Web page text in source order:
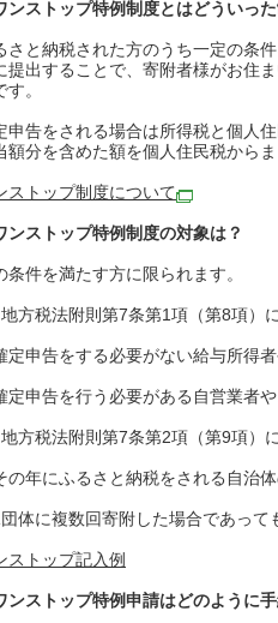
ンストップ特例制度とはどういっ
さと納税された方のうち一定の条
提出することで、寄附者様がお住
す。
申告をされる場合は所得税と個人
額分を含めた額を個人住民税から
ストップ制度について
ンストップ特例制度の対象は？
条件を満たす方に限られます。
方税法附則第7条第1項（第8項）
定申告をする必要がない給与所得
定申告を行う必要がある自営業者
方税法附則第7条第2項（第9項）
の年にふるさと納税をされる自治
体に複数回寄附した場合であって
ストップ記入例
ンストップ特例申請はどのように